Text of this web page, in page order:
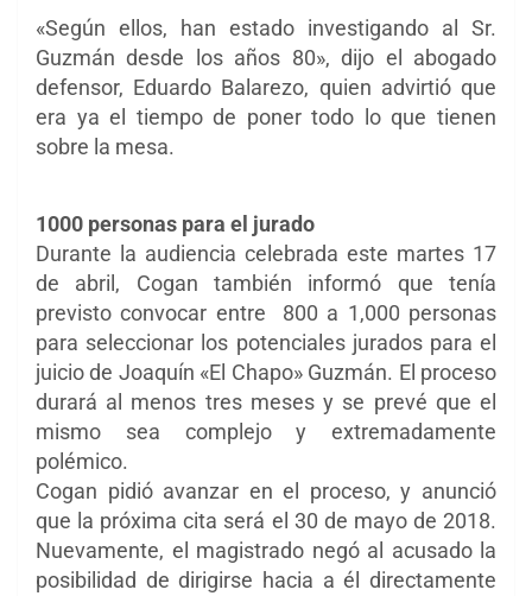
«Según ellos, han estado investigando al Sr.
Guzmán desde los años 80», dijo el abogado
defensor, Eduardo Balarezo, quien advirtió que
era ya el tiempo de poner todo lo que tienen
sobre la mesa.
1000 personas para el jurado
Durante la audiencia celebrada este martes 17
de abril, Cogan también informó que tenía
previsto convocar entre 800 a 1,000 personas
para seleccionar los potenciales jurados para el
juicio de Joaquín «El Chapo» Guzmán. El proceso
durará al menos tres meses y se prevé que el
mismo sea complejo y extremadamente
polémico.
Cogan pidió avanzar en el proceso, y anunció
que la próxima cita será el 30 de mayo de 2018.
Nuevamente, el magistrado negó al acusado la
posibilidad de dirigirse hacia a él directamente